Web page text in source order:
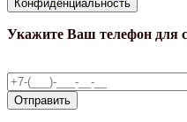
Конфиденциальность
Укажите Ваш телефон для